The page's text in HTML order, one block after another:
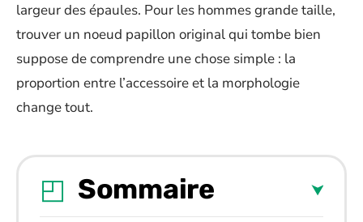
largeur des épaules. Pour les hommes grande taille,
trouver un noeud papillon original qui tombe bien
suppose de comprendre une chose simple : la
proportion entre l’accessoire et la morphologie
change tout.
Sommaire